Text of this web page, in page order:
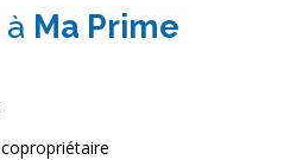
Ma Prime